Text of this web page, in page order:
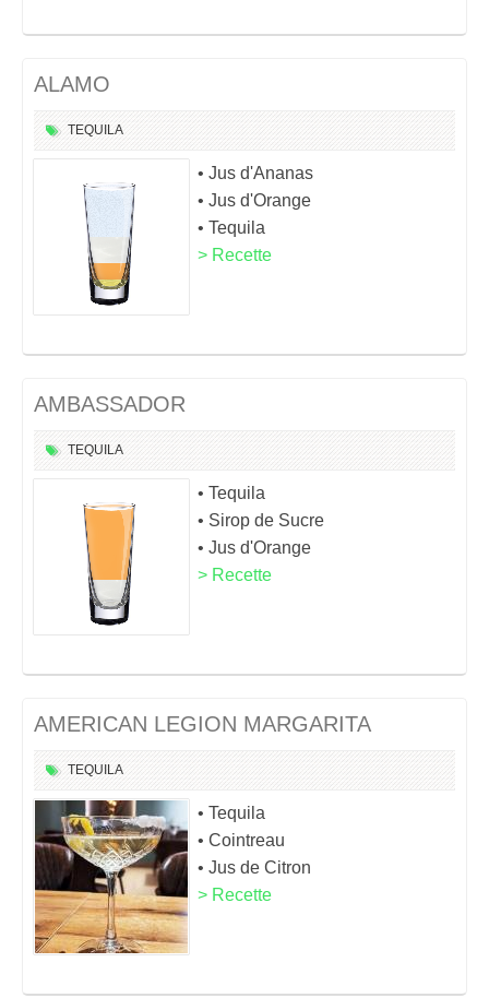
ALAMO
TEQUILA
• Jus d'Ananas
• Jus d'Orange
• Tequila
> Recette
AMBASSADOR
TEQUILA
• Tequila
• Sirop de Sucre
• Jus d'Orange
> Recette
AMERICAN LEGION MARGARITA
TEQUILA
• Tequila
• Cointreau
• Jus de Citron
> Recette